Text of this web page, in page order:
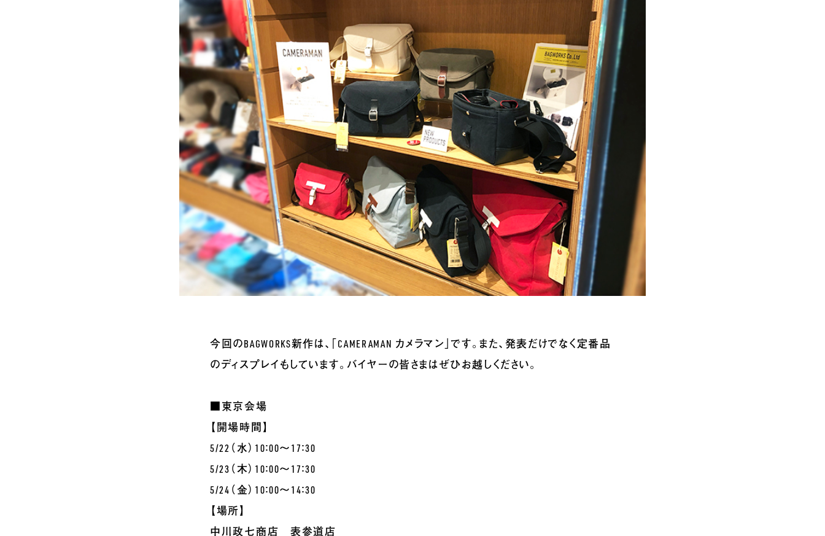
今回のBAGWORKS新作は、「CAMERAMAN カメラマン」です。また、発表だけでなく定番品
のディスプレイもしています。バイヤーの皆さまはぜひお越しください。
■東京会場
【開場時間】
5/22（水）10：00～17：30
5/23（木）10：00～17：30
5/24（金）10：00～14：30
【場所】
中川政七商店 表参道店